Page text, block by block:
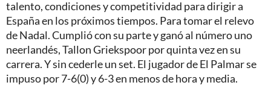
talento, condiciones y competitividad para dirigir a
España en los próximos tiempos. Para tomar el relevo
de Nadal. Cumplió con su parte y ganó al número uno
neerlandés, Tallon Griekspoor por quinta vez en su
carrera. Y sin cederle un set. El jugador de El Palmar se
impuso por 7-6(0) y 6-3 en menos de hora y media.